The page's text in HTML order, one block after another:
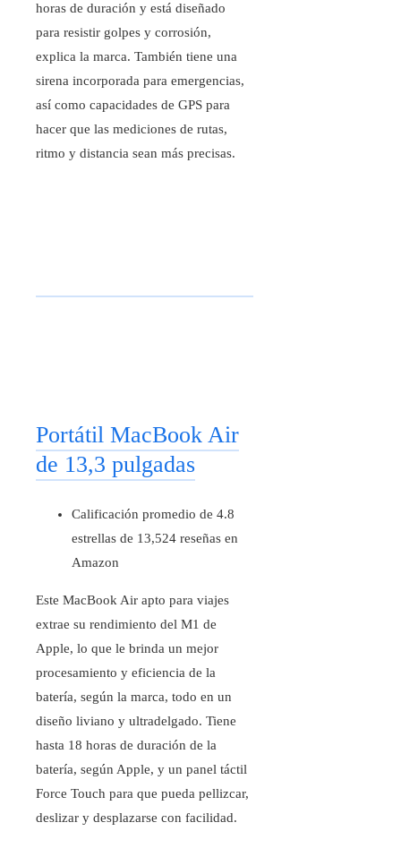
horas de duración y está diseñado
para resistir golpes y corrosión,
explica la marca. También tiene una
sirena incorporada para emergencias,
así como capacidades de GPS para
hacer que las mediciones de rutas,
ritmo y distancia sean más precisas.
Portátil MacBook Air
de 13,3 pulgadas
Calificación promedio de 4.8
estrellas de 13,524 reseñas en
Amazon
Este MacBook Air apto para viajes
extrae su rendimiento del M1 de
Apple, lo que le brinda un mejor
procesamiento y eficiencia de la
batería, según la marca, todo en un
diseño liviano y ultradelgado. Tiene
hasta 18 horas de duración de la
batería, según Apple, y un panel táctil
Force Touch para que pueda pellizcar,
deslizar y desplazarse con facilidad.